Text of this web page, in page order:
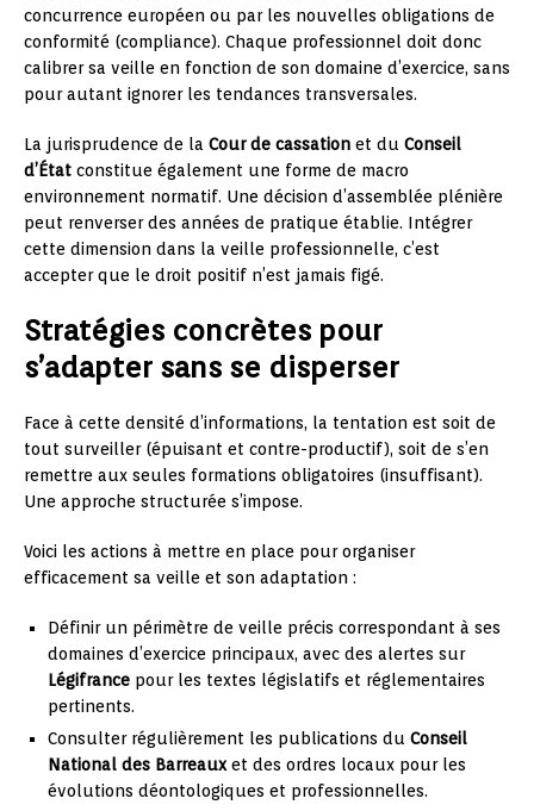
concurrence européen ou par les nouvelles obligations de
conformité (compliance). Chaque professionnel doit donc
calibrer sa veille en fonction de son domaine d’exercice, sans
pour autant ignorer les tendances transversales.
La jurisprudence de la Cour de cassation et du Conseil
d’État constitue également une forme de macro
environnement normatif. Une décision d’assemblée plénière
peut renverser des années de pratique établie. Intégrer
cette dimension dans la veille professionnelle, c’est
accepter que le droit positif n’est jamais figé.
Stratégies concrètes pour
s’adapter sans se disperser
Face à cette densité d’informations, la tentation est soit de
tout surveiller (épuisant et contre-productif), soit de s’en
remettre aux seules formations obligatoires (insuffisant).
Une approche structurée s’impose.
Voici les actions à mettre en place pour organiser
efficacement sa veille et son adaptation :
Définir un périmètre de veille précis correspondant à ses
domaines d’exercice principaux, avec des alertes sur
Légifrance pour les textes législatifs et réglementaires
pertinents.
Consulter régulièrement les publications du Conseil
National des Barreauxet des ordres locaux pour les
évolutions déontologiques et professionnelles.